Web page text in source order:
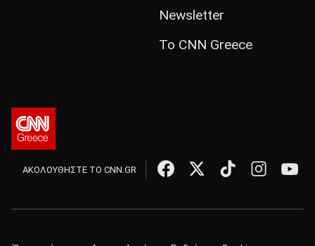
Newsletter
Το CNN Greece
ΑΚΟΛΟΥΘΗΣΤΕ ΤΟ CNN.GR